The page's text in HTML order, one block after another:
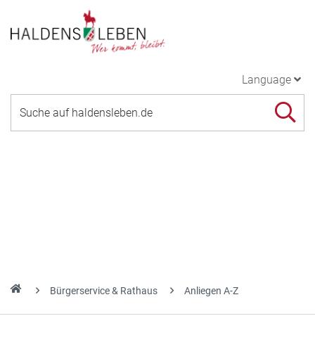
Language
Bürgerservice & Rathaus Anliegen A-Z